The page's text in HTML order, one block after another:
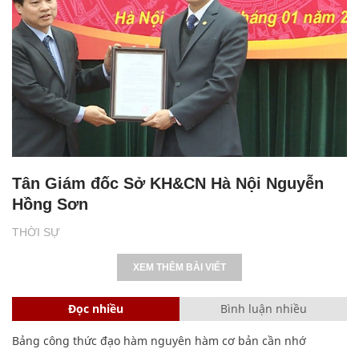
THỜI SỰ
Tân Giám đốc Sở KH&CN Hà Nội Nguyễn
Hồng Sơn
XEM THÊM BÀI VIẾT
Đọc nhiều Bình luận nhiều
Bảng công thức đạo hàm nguyên hàm cơ bản cần nhớ